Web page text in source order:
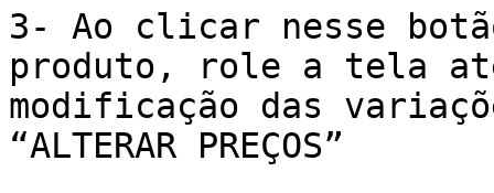
3- Ao clicar nesse
produto, role a tela
modificação das
“ALTERAR PREÇOS”